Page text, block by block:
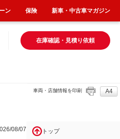
在庫確認・見積り依頼
車両・店舗情報を印刷 A4
08/07 トップ
ン 保険 新車・中古車マガジン